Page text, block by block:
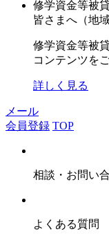
修学資金等被
皆さまへ（地域
修学資金等被
コンテンツを
詳しく見る
メール
会員登録 TOP
相談・お問い
よくある質問